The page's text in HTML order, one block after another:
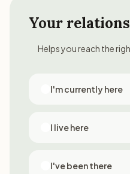
Your
Helps you reach the
I'm currently here
I live here
I've been there